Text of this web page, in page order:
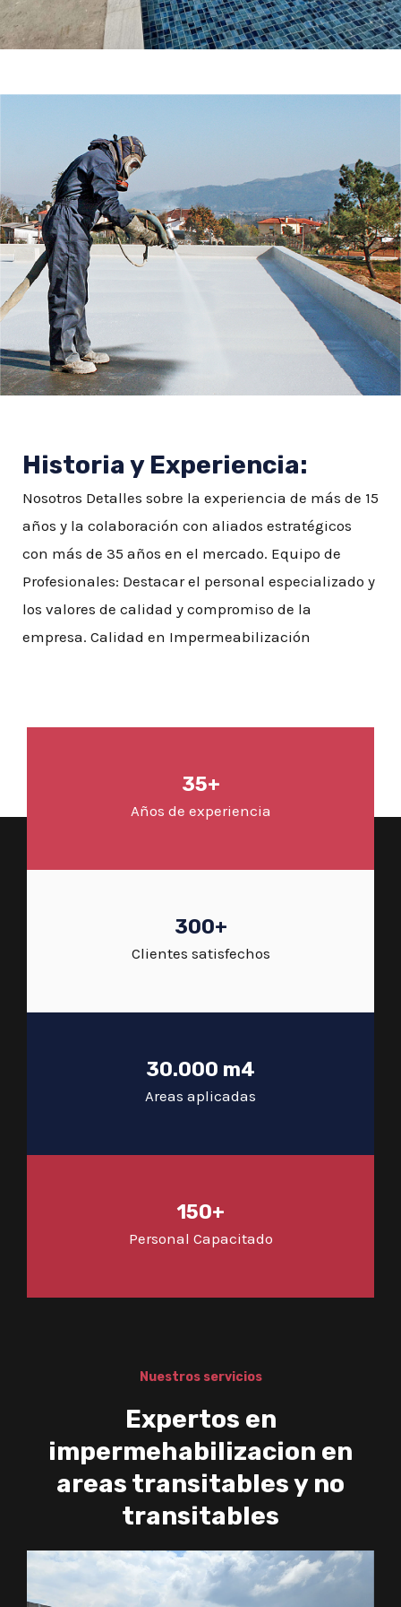
Historia y Experiencia:
Nosotros Detalles sobre la experiencia de más de 15
años y la colaboración con aliados estratégicos
con más de 35 años en el mercado. Equipo de
Profesionales: Destacar el personal especializado y
los valores de calidad y compromiso de la
empresa. Calidad en Impermeabilización
35+
Años de experiencia
300+
Clientes satisfechos
30.000 m4
Areas aplicadas
150+
Personal Capacitado
Nuestros servicios
Expertos en
impermehabilizacion en
areas transitables y no
transitables